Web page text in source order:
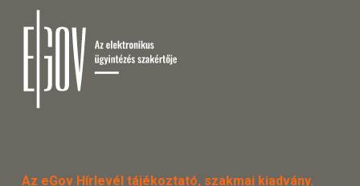
Az eGov Hírlevél tájékoztató, szakmai kiadvány.